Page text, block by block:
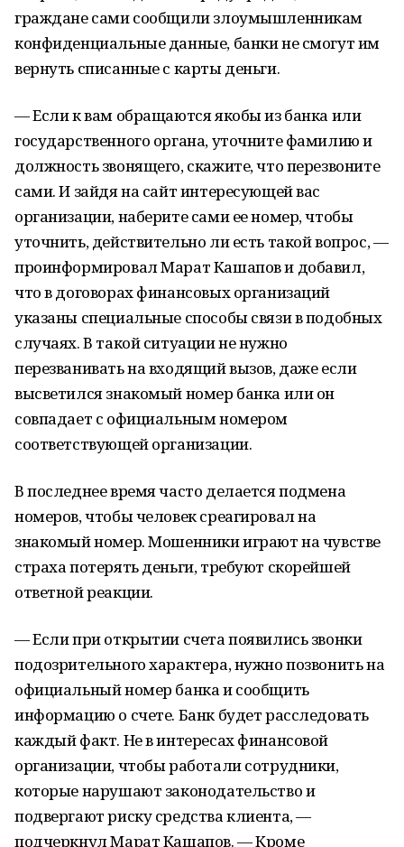
граждане сами сообщили злоумышленникам
конфиденциальные данные, банки не смогут им
вернуть списанные с карты деньги.
— Если к вам обращаются якобы из банка или
государственного органа, уточните фамилию и
должность звонящего, скажите, что перезвоните
сами. И зайдя на сайт интересующей вас
организации, наберите сами ее номер, чтобы
уточнить, действительно ли есть такой вопрос, —
проинформировал Марат Кашапов и добавил,
что в договорах финансовых организаций
указаны специальные способы связи в подобных
случаях. В такой ситуации не нужно
перезванивать на входящий вызов, даже если
высветился знакомый номер банка или он
совпадает с официальным номером
соответствующей организации.
В последнее время часто делается подмена
номеров, чтобы человек среагировал на
знакомый номер. Мошенники играют на чувстве
страха потерять деньги, требуют скорейшей
ответной реакции.
— Если при открытии счета появились звонки
подозрительного характера, нужно позвонить на
официальный номер банка и сообщить
информацию о счете. Банк будет расследовать
каждый факт. Не в интересах финансовой
организации, чтобы работали сотрудники,
которые нарушают законодательство и
подвергают риску средства клиента, —
подчеркнул Марат Кашапов. — Кроме